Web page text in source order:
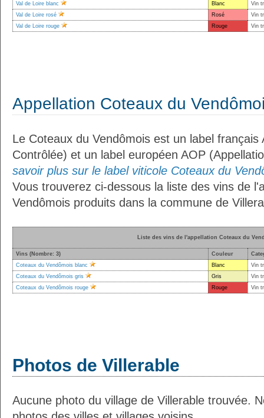
Val de Loire blanc
Blanc
Vin
Val de Loire rosé
Rosé
Vin
Val de Loire rouge
Rouge Vin
Appellation Coteaux du
Le Coteaux du Vendômois est un label français
Contrôlée) et un label européen AOP
savoir plus sur le label viticole Coteaux du
Vous trouverez ci-dessous la liste des vins de
Vendômois produits dans la commune de
Liste des vins de l'appellation Coteaux du
Vins (Nombre: 3) Couleur
Coteaux du Vendômois blanc
Blanc
Vin
Coteaux du Vendômois gris
Gris
Vin
Coteaux du Vendômois rouge
Rouge Vin
Photos de Villerable
Aucune photo du village de Villerable trouvée.